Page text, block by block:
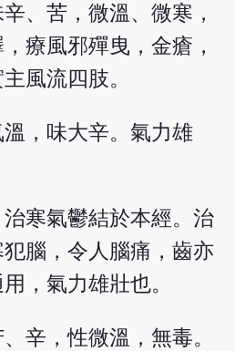
、苦，微溫、微寒，
療風邪殫曳，金瘡，
風流四肢。
溫，味大辛。氣力雄
寒氣鬱結於本經。治
腦，令人腦痛，齒亦
，氣力雄壯也。
辛，性微溫，無毒。